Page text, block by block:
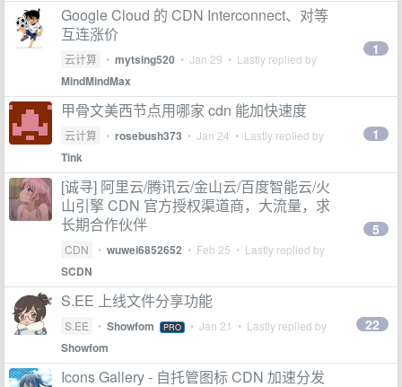
Google Cloud 的 CDN Interconnect、对等
互连涨价
云计算 • mytsing520 • Jan 29 • Lastly replied by
MindMindMax
1
甲骨文美西节点用哪家 cdn 能加快速度
云计算 • rosebush373 • Jan 24 • Lastly replied by
Tink
1
[诚寻] 阿里云/腾讯云/金山云/百度智能云/火
山引擎 CDN 官方授权渠道商，大流量，求
长期合作伙伴
CDN • wuwei6852652 • Feb 25 • Lastly replied by
SCDN
5
S.EE 上线文件分享功能
S.EE • Showfom PRO • Jan 21 • Lastly replied by
Showfom
22
Icons Gallery - 自托管图标 CDN 加速分发